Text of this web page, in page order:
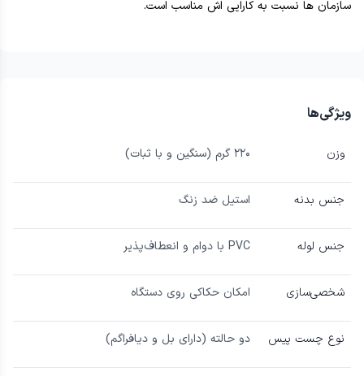
سازمان ها نسبت به کارایی اش مناسب است.
ویژگی‌ها
وزن ۲۲۰ گرم (سنگین و با ثبات)
جنس بدنه استیل ضد زنگ
جنس لوله PVC با دوام و انعطاف‌پذیر
شخصی‌سازی امکان حکاکی روی دستگاه
نوع چست پیس دو حالته (دارای بل و دیافراگم)